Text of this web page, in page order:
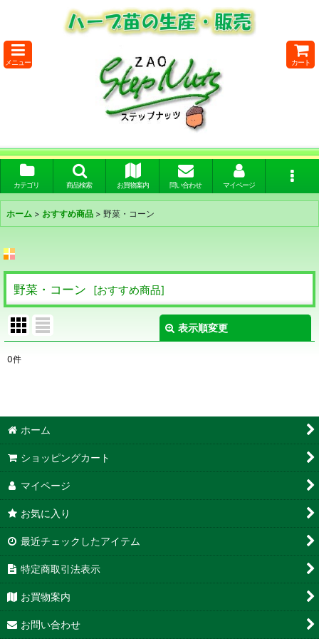
メニュー カート
カテゴリ 商品検索 お買物案内 問い合わせ マイページ
ホーム > おすすめ商品 > 野菜・コーン
野菜・コーン [おすすめ商品]
表示順変更
表示数
並び順:
絞り込む
0件
ホーム
ショッピングカート
マイページ
お気に入り
最近チェックしたアイテム
特定商取引法表示
お買物案内
お問い合わせ